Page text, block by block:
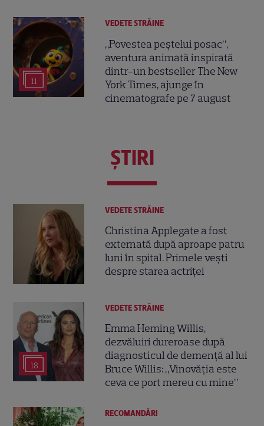
11
VEDETE STRĂINE
„Povestea peștelui posac”,
aventura animată inspirată
dintr-un bestseller The New
York Times, ajunge în
cinematografe pe 7 august
ŞTIRI
VEDETE STRĂINE
Christina Applegate a fost
externată după aproape patru
luni în spital. Primele vești
despre starea actriței
18
VEDETE STRĂINE
Emma Heming Willis,
dezvăluiri dureroase după
diagnosticul de demență al lui
Bruce Willis: „Vinovăția este
ceva ce port mereu cu mine”
RECOMANDĂRI